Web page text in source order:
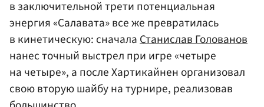
в заключительной трети потенциальная
энергия «Салавата» все же превратилась
в кинетическую: сначалаСтанислав Голованов
нанес точный выстрел при игре «четыре
на четыре», а после Хартикайнен организовал
свою вторую шайбу на турнире, реализовав